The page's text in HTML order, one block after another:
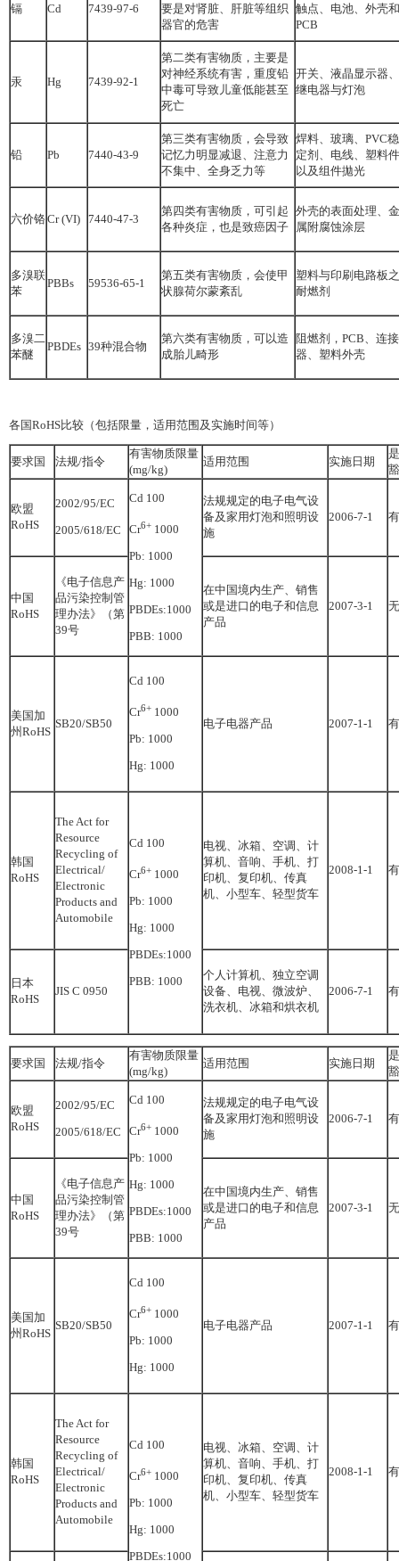
镉 Cd 7439-97-6
要是对肾脏、肝脏等组织
器官的危害
触点、电池、外壳和
PCB
汞 Hg 7439-92-1
第二类有害物质，主要是
对神经系统有害，重度铅
中毒可导致儿童低能甚至
死亡
开关、液晶显示器、
继电器与灯泡
铅 Pb 7440-43-9
第三类有害物质，会导致
记忆力明显减退、注意力
不集中、全身乏力等
焊料、玻璃、PVC稳
定剂、电线、塑料件
以及组件拋光
六价铬 Cr (VI) 7440-47-3
第四类有害物质，可引起
各种炎症，也是致癌因子
外壳的表面处理、金
属附腐蚀涂层
多溴联
苯
PBBs 59536-65-1
第五类有害物质，会使甲
状腺荷尔蒙紊乱
塑料与印刷电路板之
耐燃剂
多溴二
苯醚
PBDEs 39种混合物
第六类有害物质，可以造
成胎儿畸形
阻燃剂，PCB、连接
器、塑料外壳
各国RoHS比较（包括限量，适用范围及实施时间等）
要求国 法规/指令
有害物质限量
(mg/kg)
适用范围 实施日期
欧盟
RoHS
2002/95/EC
2005/618/EC
Cd 100
Cr6+ 1000
Pb: 1000
Hg: 1000
PBDEs:1000
PBB: 1000
法规规定的电子电气设
备及家用灯泡和照明设
施
2006-7-1 有
中国
RoHS
《电子信息产
品污染控制管
理办法》（第
39号
在中国境内生产、销售
或是进口的电子和信息
产品
2007-3-1 无
美国加
州RoHS
SB20/SB50
Cd 100
Cr6+ 1000
Pb: 1000
Hg: 1000
电子电器产品 2007-1-1 有
韩国
RoHS
The Act for
Resource
Recycling of
Electrical/
Electronic
Products and
Automobile
Cd 100
Cr6+ 1000
Pb: 1000
Hg: 1000
PBDEs:1000
PBB: 1000
电视、冰箱、空调、计
算机、音响、手机、打
印机、复印机、传真
机、小型车、轻型货车
2008-1-1 有
日本
RoHS
JIS C 0950
个人计算机、独立空调
设备、电视、微波炉、
洗衣机、冰箱和烘衣机
2006-7-1 有
要求国 法规/指令
有害物质限量
(mg/kg)
适用范围 实施日期
欧盟
RoHS
2002/95/EC
2005/618/EC
Cd 100
Cr6+ 1000
Pb: 1000
Hg: 1000
PBDEs:1000
PBB: 1000
法规规定的电子电气设
备及家用灯泡和照明设
施
2006-7-1 有
中国
RoHS
《电子信息产
品污染控制管
理办法》（第
39号
在中国境内生产、销售
或是进口的电子和信息
产品
2007-3-1 无
美国加
州RoHS
SB20/SB50
Cd 100
Cr6+ 1000
Pb: 1000
Hg: 1000
电子电器产品 2007-1-1 有
韩国
RoHS
The Act for
Resource
Recycling of
Electrical/
Electronic
Products and
Automobile
Cd 100
Cr6+ 1000
Pb: 1000
Hg: 1000
PBDEs:1000
电视、冰箱、空调、计
算机、音响、手机、打
印机、复印机、传真
机、小型车、轻型货车
2008-1-1 有